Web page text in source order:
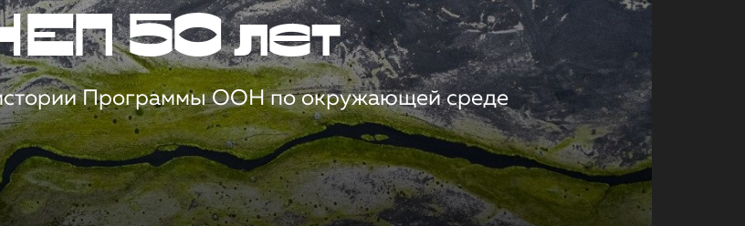
50 лет
Программы ООН по окружающей среде